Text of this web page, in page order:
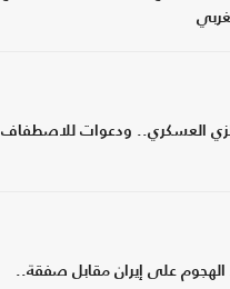
العسكري.. ودعوات للاصطفاف
الهجوم على إيران مقابل صفقة..